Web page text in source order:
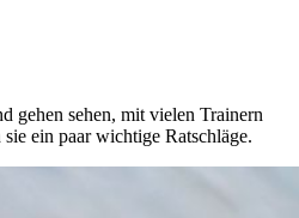
gehen sehen, mit vielen Trainern
ein paar wichtige Ratschläge.